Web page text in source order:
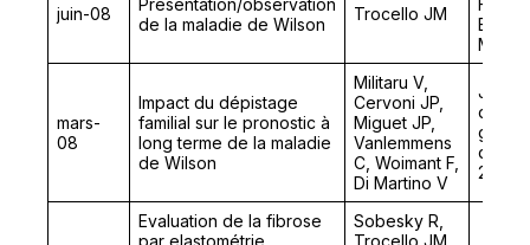
juin-08
Présentation/observation
de la maladie de Wilson
Trocello JM
mars-
08
Impact du dépistage
familial sur le pronostic à
long terme de la maladie
de Wilson
Militaru V,
Cervoni JP,
Miguet JP,
Vanlemmens
C, Woimant F,
Di Martino V
2008
Evaluation de la fibrose
par elastométrie
Sobesky R,
Trocello JM,